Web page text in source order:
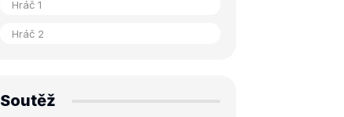
Soutěž